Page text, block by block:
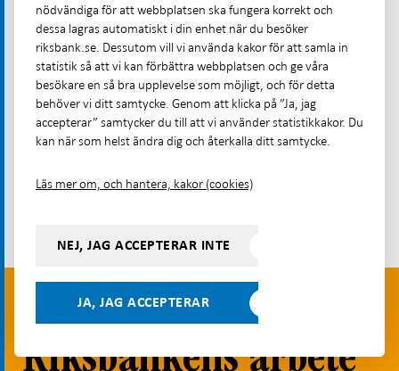
Betalningsrapport 2025
Riksbankens arbete
nödvändiga för att webbplatsen ska fungera korrekt och
dessa lagras automatiskt i din enhet när du besöker
riksbank.se. Dessutom vill vi använda kakor för att samla in
statistik så att vi kan förbättra webbplatsen och ge våra
besökare en så bra upplevelse som möjligt, och för detta
behöver vi ditt samtycke. Genom att klicka på ”Ja, jag
accepterar” samtycker du till att vi använder statistikkakor. Du
kan när som helst ändra dig och återkalla ditt samtycke.
Läs mer om, och hantera, kakor (cookies)
NEJ, JAG ACCEPTERAR INTE
JA, JAG ACCEPTERAR